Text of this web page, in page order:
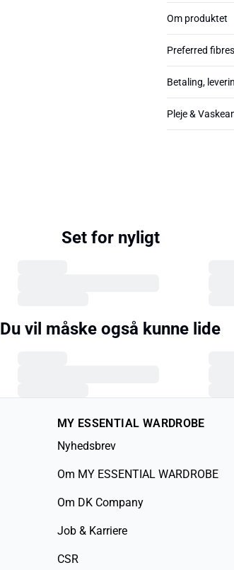
Om produktet
Preferred
Betaling,
Pleje &
Set for nyligt
Du vil måske også kunne lide
MY ESSENTIAL WARDROBE
Nyhedsbrev
Om MY ESSENTIAL WARDROBE
Om DK Company
Job & Karriere
CSR